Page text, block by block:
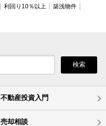
利回り10％以上
築浅物件
検索
不動産投資入門
売却相談